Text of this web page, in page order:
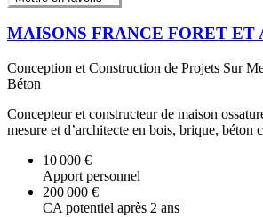
MAISONS FRANCE FORET ET
Conception et Construction de Projets Sur
Béton
Concepteur et constructeur de maison
mesure et d’architecte en bois, brique, béton
10 000 €
Apport personnel
200 000 €
CA potentiel après 2 ans